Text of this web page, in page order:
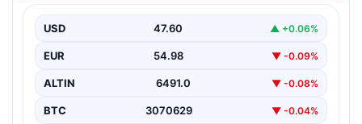
İzmir'de Menderes Belediyesi'ne yönelik
olarak aranan Belediye Başkan Yardımcısı…
USD 47.60 ▲ +0.06%
EUR 54.98 ▼ -0.09%
ALTIN 6491.0 ▼ -0.08%
BTC 3070629 ▼ -0.04%